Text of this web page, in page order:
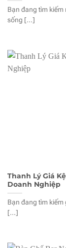
Bạn đang tìm
sống [...]
Thanh Lý Giá
Doanh Nghiệp
Bạn đang tìm
[...]